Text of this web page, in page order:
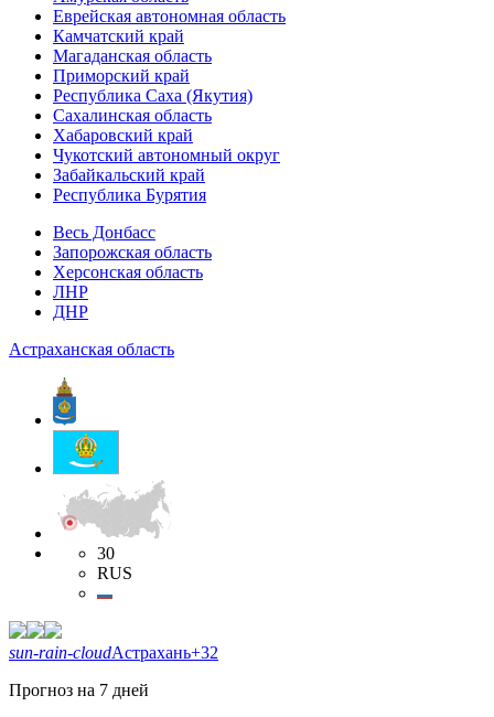
Еврейская автономная область
Камчатский край
Магаданская область
Приморский край
Республика Саха (Якутия)
Сахалинская область
Хабаровский край
Чукотский автономный округ
Забайкальский край
Республика Бурятия
Весь Донбасс
Запорожская область
Херсонская область
ЛНР
ДНР
Астраханская область
30
RUS
sun-rain-cloudАстрахань+32
Прогноз на 7 дней